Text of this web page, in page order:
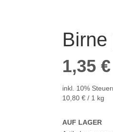
Bildergalerie
springen
Birne
1,35 €
inkl. 10%
10,80 € / 1 kg
AUF LAGER